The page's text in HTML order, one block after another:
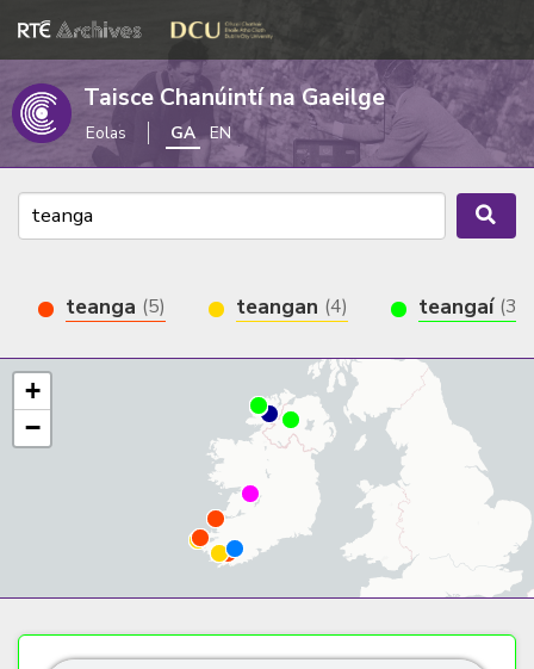
Taisce Chanúintí na Gaeilge
Eolas GA EN
teanga (5) teangan (4) teangaí (3)
+
−